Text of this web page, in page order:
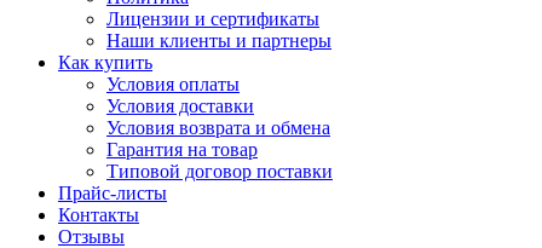
Лицензии и сертификаты
Наши клиенты и партнеры
Как купить
Условия оплаты
Условия доставки
Условия возврата и обмена
Гарантия на товар
Типовой договор поставки
Прайс-листы
Контакты
Отзывы